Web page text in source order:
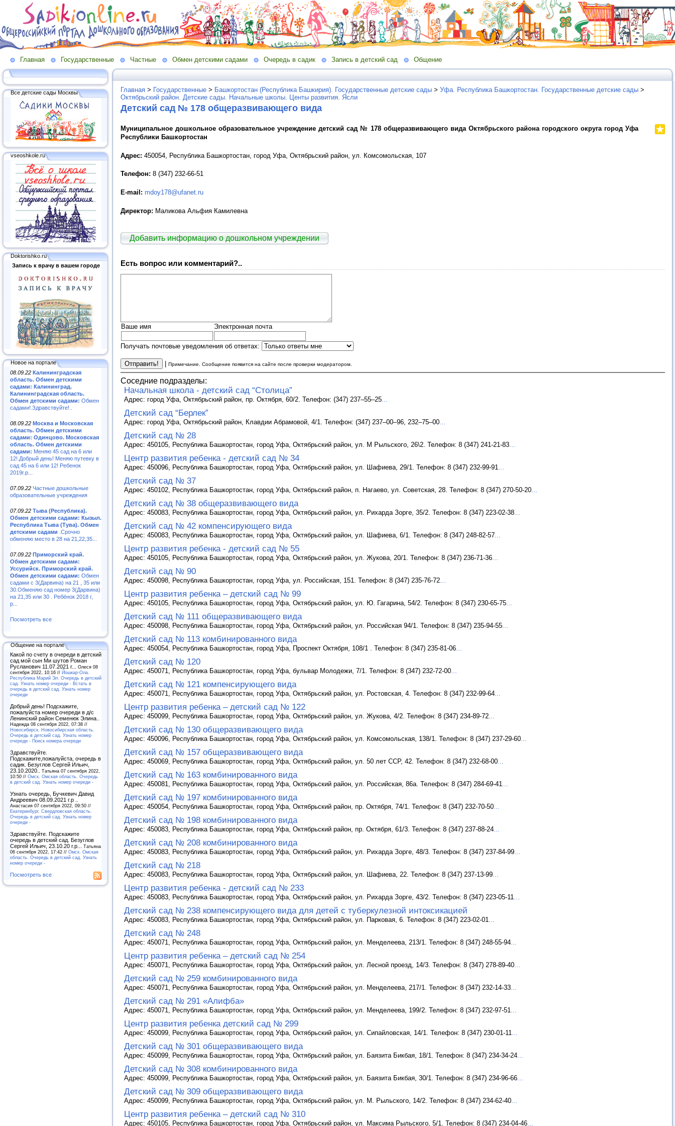
Главная Государственные Частные Обмен детскими садами Очередь в садик Запись в детский сад Общение
Все детские сады Москвы
vseoshkole.ru
Doktorishko.ru
Запись к врачу в вашем городе
Новое на портале
08.09.22 Калининградская
область. Обмен детскими
садами: Калининград.
Калининградская область.
Обмен детскими садами: Обмен
садами!.Здравствуйте!..
08.09.22 Москва и Московская
область. Обмен детскими
садами: Одинцово. Московская
область. Обмен детскими
садами: Меняю 45 сад на 6 или
12!.Добрый день! Меняю путевку в
сад 45 на 6 или 12! Ребенок
2019г.р...
07.09.22 Частные дошкольные
образовательные учреждения
07.09.22 Тыва (Республика).
Обмен детскими садами: Кызыл.
Республика Тыва (Тува). Обмен
детскими садами .Срочно
обменяю место в 28 на 21,22,35...
07.09.22 Приморский край.
Обмен детскими садами:
Уссурийск. Приморский край.
Обмен детскими садами: Обмен
садами с 3(Дарвина) на 21 , 35 или
30.Обменяю сад номер 3(Дарвина)
на 21,35 или 30 . Ребёнок 2018 г,
р...
Посмотреть все
Общение на портале
Какой по счету в очереди в детский
сад мой сын Ми шутов Роман
Русланович 11.07.2021 г... Олеся 08
сентября 2022, 10:16 // Йошкар-Ола.
Республика Марий Эл. Очередь в детский
сад. Узнать номер очереди - Встать в
очередь в детский сад. Узнать номер
очереди
Добрый день! Подскажите,
пожалуйста номер очереди в д/с
Ленинский район Семенюк Элина..
Надежда 08 сентября 2022, 07:38 //
Новосибирск. Новосибирская область.
Очередь в детский сад. Узнать номер
очереди - Поиск номера очереди
Здравствуйте.
Подскажите,пожалуйста, очередь в
садик. Безуглов Сергей Ильич,
23.10.2020.. Татьяна 07 сентября 2022,
10:50 // Омск. Омская область. Очередь
в детский сад. Узнать номер очереди -
Узнать очередь, Бучкевич Давид
Андреевич 08.09.2021 г.р ..
Анастасия 07 сентября 2022, 09:50 //
Екатеринбург. Свердловская область.
Очередь в детский сад. Узнать номер
очереди -
Здравствуйте. Подскажите
очередь в детский сад. Безуглов
Сергей Ильич, 23.10.20 г.р... Татьяна
06 сентября 2022, 17:42 // Омск. Омская
область. Очередь в детский сад. Узнать
номер очереди -
Посмотреть все
Главная > Государственные > Башкортостан (Республика Башкирия). Государственные детские сады > Уфа. Республика Башкортостан. Государственные детские сады >
Октябрьский район. Детские сады. Начальные школы. Центы развития. Ясли
Детский сад № 178 общеразвивающего вида
Муниципальное дошкольное образовательное учреждение детский сад № 178 общеразвивающего вида Октябрьского района городского округа город Уфа
Республики Башкортостан
Адрес: 450054, Республика Башкортостан, город Уфа, Октябрьский район, ул. Комсомольская, 107
Телефон: 8 (347) 232-66-51
E-mail : mdoy178@ufanet.ru
Директор: Маликова Альфия Камилевна
Добавить информацию о дошкольном учреждении
Есть вопрос или комментарий?..
Ваше имя Электронная почта
Получать почтовые уведомления об ответах:
Примечание. Сообщение появится на сайте после проверки модератором.
Соседние подразделы:
Начальная школа - детский сад “Столица”
Адрес: город Уфа, Октябрьский район, пр. Октября, 60/2. Телефон: (347) 237–55–25
Детский сад “Берлек”
Адрес: город Уфа, Октябрьский район, Клавдии Абрамовой, 4/1. Телефон: (347) 237–00–96, 232–75–00
Детский сад № 28
Адрес: 450105, Республика Башкортостан, город Уфа, Октябрьский район, ул. М Рыльского, 26\2. Телефон: 8 (347) 241-21-83
Центр развития ребенка - детский сад № 34
Адрес: 450096, Республика Башкортостан, город Уфа, Октябрьский район, ул. Шафиева, 29/1. Телефон: 8 (347) 232-99-91
Детский сад № 37
Адрес: 450102, Республика Башкортостан, город Уфа, Октябрьский район, п. Нагаево, ул. Советская, 28. Телефон: 8 (347) 270-50-20
Детский сад № 38 общеразвивающего вида
Адрес: 450083, Республика Башкортостан, город Уфа, Октябрьский район, ул. Рихарда Зорге, 35/2. Телефон: 8 (347) 223-02-38
Детский сад № 42 компенсирующего вида
Адрес: 450083, Республика Башкортостан, город Уфа, Октябрьский район, ул. Шафиева, 6/1. Телефон: 8 (347) 248-82-57
Центр развития ребенка - детский сад № 55
Адрес: 450105, Республика Башкортостан, город Уфа, Октябрьский район, ул. Жукова, 20/1. Телефон: 8 (347) 236-71-36
Детский сад № 90
Адрес: 450098, Республика Башкортостан, город Уфа, ул. Российская, 151. Телефон: 8 (347) 235-76-72
Центр развития ребенка – детский сад № 99
Адрес: 450105, Республика Башкортостан, город Уфа, Октябрьский район, ул. Ю. Гагарина, 54/2. Телефон: 8 (347) 230-65-75
Детский сад № 111 общеразвивающего вида
Адрес: 450098, Республика Башкортостан, город Уфа, Октябрьский район, ул. Российская 94/1. Телефон: 8 (347) 235-94-55
Детский сад № 113 комбинированного вида
Адрес: 450054, Республика Башкортостан, город Уфа, Проспект Октября, 108/1 . Телефон: 8 (347) 235-81-06
Детский сад № 120
Адрес: 450071, Республика Башкортостан, город Уфа, бульвар Молодежи, 7/1. Телефон: 8 (347) 232-72-00
Детский сад № 121 компенсирующего вида
Адрес: 450071, Республика Башкортостан, город Уфа, Октябрьский район, ул. Ростовская, 4. Телефон: 8 (347) 232-99-64
Центр развития ребенка – детский сад № 122
Адрес: 450099, Республика Башкортостан, город Уфа, Октябрьский район, ул. Жукова, 4/2. Телефон: 8 (347) 234-89-72
Детский сад № 130 общеразвивающего вида
Адрес: 450096, Республика Башкортостан, город Уфа, Октябрьский район, ул. Комсомольская, 138/1. Телефон: 8 (347) 237-29-60
Детский сад № 157 общеразвивающего вида
Адрес: 450069, Республика Башкортостан, город Уфа, Октябрьский район, ул. 50 лет ССР, 42. Телефон: 8 (347) 232-68-00
Детский сад № 163 комбинированного вида
Адрес: 450081, Республика Башкортостан, город Уфа, Октябрьский район, ул. Российская, 86а. Телефон: 8 (347) 284-69-41
Детский сад № 197 комбинированного вида
Адрес: 450054, Республика Башкортостан, город Уфа, Октябрьский район, пр. Октября, 74/1. Телефон: 8 (347) 232-70-50
Детский сад № 198 комбинированного вида
Адрес: 450083, Республика Башкортостан, город Уфа, Октябрьский район, пр. Октября, 61/3. Телефон: 8 (347) 237-88-24
Детский сад № 208 комбинированного вида
Адрес: 450083, Республика Башкортостан, город Уфа, Октябрьский район, ул. Рихарда Зорге, 48/3. Телефон: 8 (347) 237-84-99
Детский сад № 218
Адрес: 450083, Республика Башкортостан, город Уфа, Октябрьский район, ул. Шафиева, 22. Телефон: 8 (347) 237-13-99
Центр развития ребенка - детский сад № 233
Адрес: 450083, Республика Башкортостан, город Уфа, Октябрьский район, ул. Рихарда Зорге, 43/2. Телефон: 8 (347) 223-05-11
Детский сад № 238 компенсирующего вида для детей с туберкулезной интоксикацией
Адрес: 450083, Республика Башкортостан, город Уфа, Октябрьский район, ул. Парковая, 6. Телефон: 8 (347) 223-02-01
Детский сад № 248
Адрес: 450071, Республика Башкортостан, город Уфа, Октябрьский район, ул. Менделеева, 213/1. Телефон: 8 (347) 248-55-94
Центр развития ребенка – детский сад № 254
Адрес: 450071, Республика Башкортостан, город Уфа, Октябрьский район, ул. Лесной проезд, 14/3. Телефон: 8 (347) 278-89-40
Детский сад № 259 комбинированного вида
Адрес: 450071, Республика Башкортостан, город Уфа, Октябрьский район, ул. Менделеева, 217/1. Телефон: 8 (347) 232-14-33
Детский сад № 291 «Алифба»
Адрес: 450071, Республика Башкортостан, город Уфа, Октябрьский район, ул. Менделеева, 199/2. Телефон: 8 (347) 232-97-51
Центр развития ребенка детский сад № 299
Адрес: 450099, Республика Башкортостан, город Уфа, Октябрьский район, ул. Сипайловская, 14/1. Телефон: 8 (347) 230-01-11
Детский сад № 301 общеразвивающего вида
Адрес: 450099, Республика Башкортостан, город Уфа, Октябрьский район, ул. Баязита Бикбая, 18/1. Телефон: 8 (347) 234-34-24
Детский сад № 308 комбинированного вида
Адрес: 450099, Республика Башкортостан, город Уфа, Октябрьский район, ул. Баязита Бикбая, 30/1. Телефон: 8 (347) 234-96-66
Детский сад № 309 общеразвивающего вида
Адрес: 450099, Республика Башкортостан, город Уфа, Октябрьский район, ул. М. Рыльского, 14/2. Телефон: 8 (347) 234-62-40
Центр развития ребенка – детский сад № 310
Адрес: 450105, Республика Башкортостан, город Уфа, Октябрьский район, ул. Максима Рыльского, 5/1. Телефон: 8 (347) 234-04-46